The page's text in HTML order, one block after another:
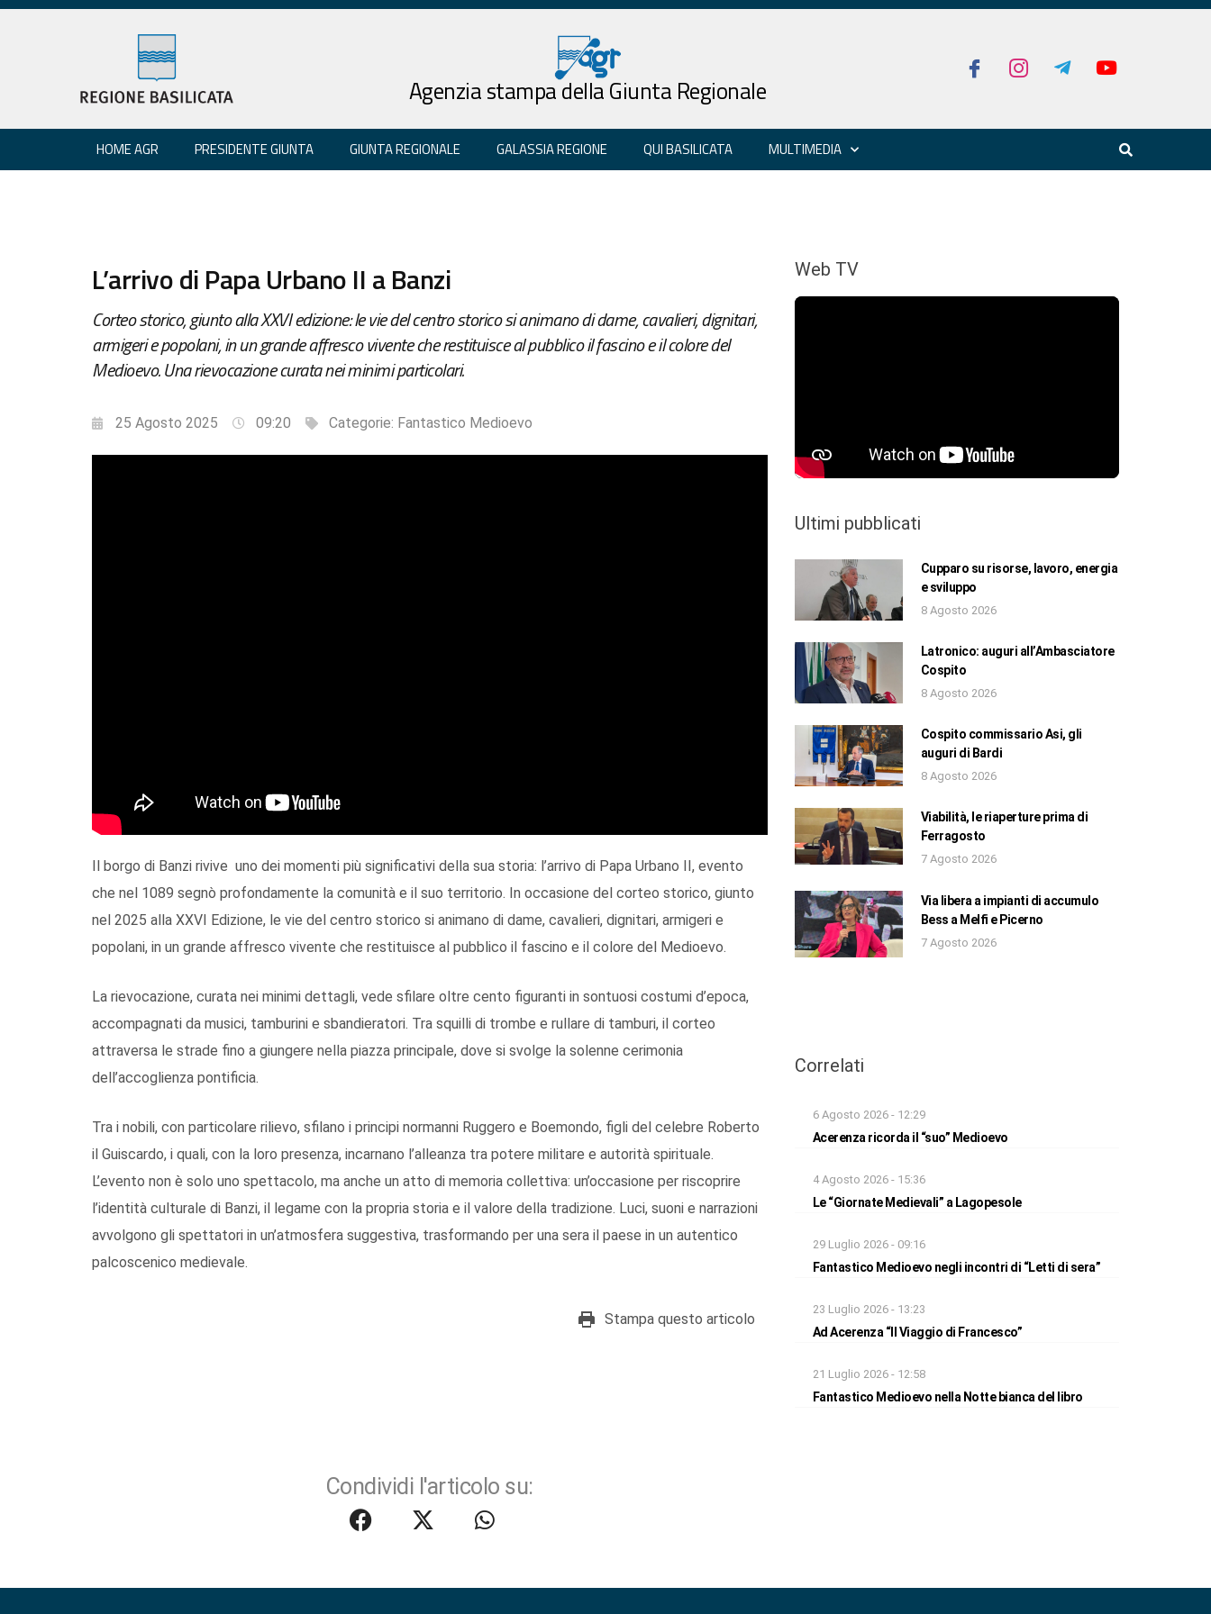
Agenzia stampa della Giunta Regionale
HOME AGR PRESIDENTE GIUNTA GIUNTA REGIONALE GALASSIA REGIONE QUI BASILICATA MULTIMEDIA
L’arrivo di Papa Urbano II a Banzi
Corteo storico, giunto alla XXVI edizione: le vie del centro storico si animano di dame, cavalieri, dignitari,
armigeri e popolani, in un grande affresco vivente che restituisce al pubblico il fascino e il colore del
Medioevo. Una rievocazione curata nei minimi particolari.
25 Agosto 2025 09:20 Categorie: Fantastico Medioevo
Il borgo di Banzi rivive uno dei momenti più significativi della sua storia: l’arrivo di Papa Urbano II, evento
che nel 1089 segnò profondamente la comunità e il suo territorio. In occasione del corteo storico, giunto
nel 2025 alla XXVI Edizione, le vie del centro storico si animano di dame, cavalieri, dignitari, armigeri e
popolani, in un grande affresco vivente che restituisce al pubblico il fascino e il colore del Medioevo.
La rievocazione, curata nei minimi dettagli, vede sfilare oltre cento figuranti in sontuosi costumi d’epoca,
accompagnati da musici, tamburini e sbandieratori. Tra squilli di trombe e rullare di tamburi, il corteo
attraversa le strade fino a giungere nella piazza principale, dove si svolge la solenne cerimonia
dell’accoglienza pontificia.
Tra i nobili, con particolare rilievo, sfilano i principi normanni Ruggero e Boemondo, figli del celebre Roberto
il Guiscardo, i quali, con la loro presenza, incarnano l’alleanza tra potere militare e autorità spirituale.
L’evento non è solo uno spettacolo, ma anche un atto di memoria collettiva: un’occasione per riscoprire
l’identità culturale di Banzi, il legame con la propria storia e il valore della tradizione. Luci, suoni e narrazioni
avvolgono gli spettatori in un’atmosfera suggestiva, trasformando per una sera il paese in un autentico
palcoscenico medievale.
Stampa questo articolo
Condividi l'articolo su:
Web TV
Ultimi pubblicati
Cupparo su risorse, lavoro, energia
e sviluppo
8 Agosto 2026
Latronico: auguri all’Ambasciatore
Cospito
8 Agosto 2026
Cospito commissario Asi, gli
auguri di Bardi
8 Agosto 2026
Viabilità, le riaperture prima di
Ferragosto
7 Agosto 2026
Via libera a impianti di accumulo
Bess a Melfi e Picerno
7 Agosto 2026
Correlati
6 Agosto 2026 - 12:29
Acerenza ricorda il “suo” Medioevo
4 Agosto 2026 - 15:36
Le “Giornate Medievali” a Lagopesole
29 Luglio 2026 - 09:16
Fantastico Medioevo negli incontri di “Letti di sera”
23 Luglio 2026 - 13:23
Ad Acerenza “Il Viaggio di Francesco”
21 Luglio 2026 - 12:58
Fantastico Medioevo nella Notte bianca del libro